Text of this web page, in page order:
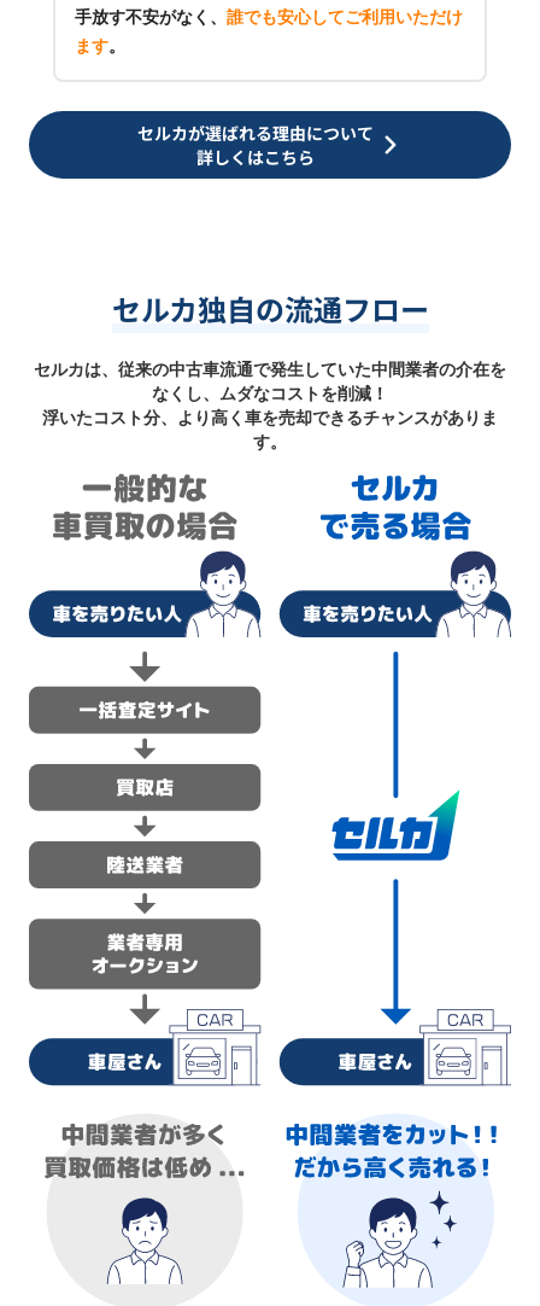
手放す不安がなく、 誰でも安心してご利用いただけ
ます。
セルカが選ばれる理由について
詳しくはこちら
セルカ独自の流通フロー
セルカは、従来の中古車流通で発生していた中間業者の介在を
なくし、ムダなコストを削減！
浮いたコスト分、より高く車を売却できるチャンスがありま
す。